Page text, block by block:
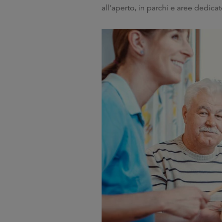
all’aperto, in parchi e aree